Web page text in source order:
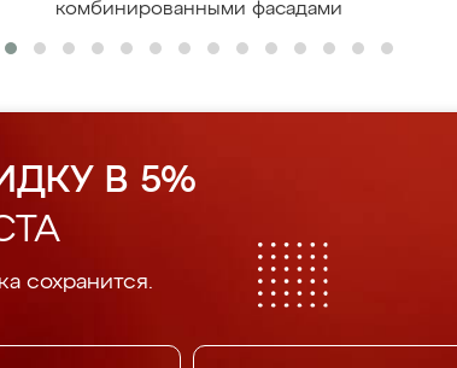
комбинированными фасадами
В 5%
сохранится.